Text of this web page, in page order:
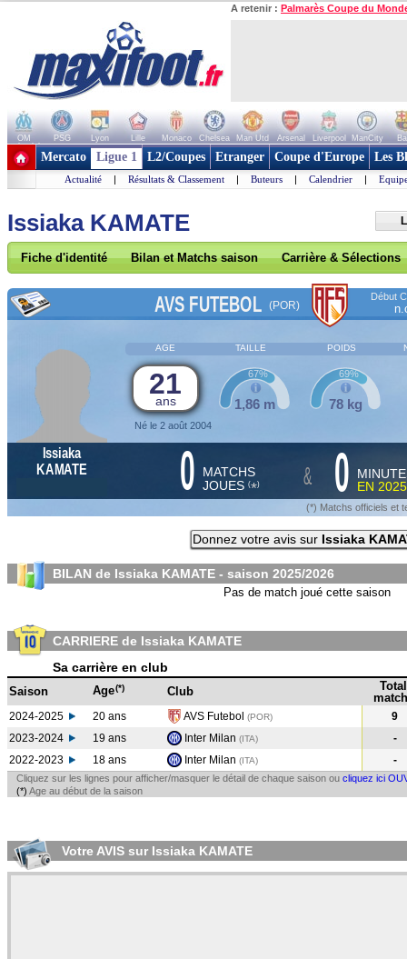
A retenir : Palmarès Coupe du
OM PSG Lyon Lille Monaco Chelsea Man Utd Arsenal Liverpool ManCity
+ de clubs
Mercato Ligue 1 L2/Coupes Etranger Coupe d'Europe Les
Actualité | Résultats & Classement | Buteurs | Calendrier |
Issiaka KAMATE
Fiche d'identité Bilan et Matchs saison Carrière & Sélections
AVS FUTEBOL (POR)
Début
AGE TAILLE POIDS
21
ans
Né le 2 août 2004
1,86 m
67%
78 kg
69%
Issiaka
KAMATE
0 MATCHS
JOUES (*) & 0
EN
(*) Matchs officiels et
Donnez votre avis sur Issiaka
BILAN de Issiaka KAMATE - saison 2025/2026
Pas de match joué cette saison
CARRIERE de Issiaka KAMATE
Sa carrière en club
Saison Age(*) Club
Total
2024-2025 20 ans AVS Futebol (POR)
9
2023-2024
19 ans Inter Milan (ITA)
-
2022-2023
18 ans Inter Milan (ITA) -
Cliquez sur les lignes pour afficher/masquer le détail de chaque saison ou cliquez ici
(*) Age au début de la saison
Votre AVIS sur Issiaka KAMATE